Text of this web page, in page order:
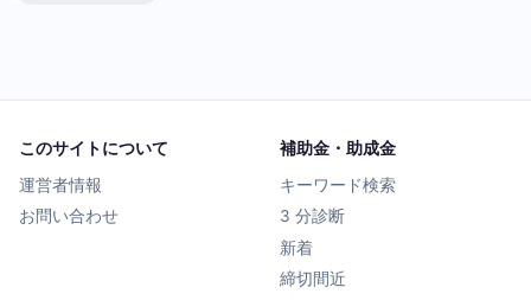
このサイトについて
運営者情報
お問い合わせ
補助金・助成金
キーワード検索
3 分診断
新着
締切間近